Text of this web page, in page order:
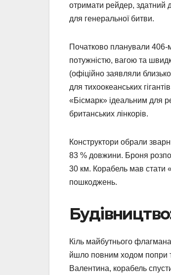
отримати рейдер, здатний
для генеральної битви.
Початково планували
потужністю, вагою та
(офіційно заявляли
для тихоокеанських
«Бісмарк» ідеальним для
британських лінкорів.
Конструктори обрали
83 % довжини. Броня
30 км. Корабель мав стати
пошкоджень.
Кіль майбутнього
йшло повним ходом попри
Валентина, корабель